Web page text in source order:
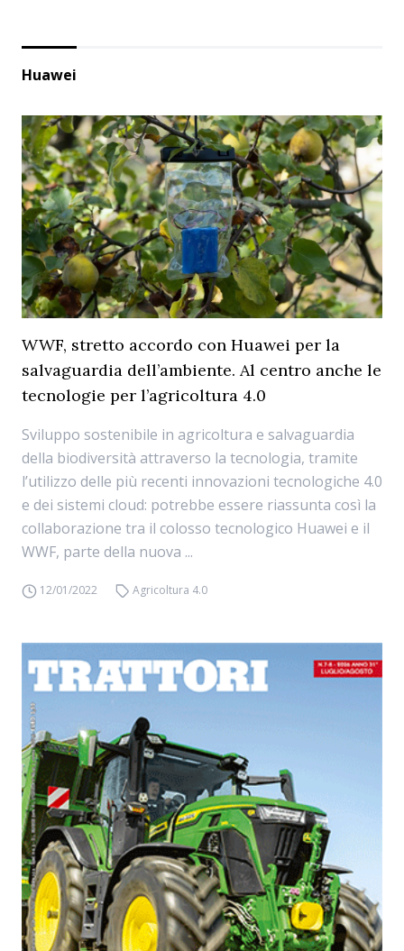
Huawei
WWF, stretto accordo con Huawei per la
salvaguardia dell’ambiente. Al centro anche le
tecnologie per l’agricoltura 4.0
Sviluppo sostenibile in agricoltura e salvaguardia
della biodiversità attraverso la tecnologia, tramite
l’utilizzo delle più recenti innovazioni tecnologiche 4.0
e dei sistemi cloud: potrebbe essere riassunta così la
collaborazione tra il colosso tecnologico Huawei e il
WWF, parte della nuova ...
12/01/2022 Agricoltura 4.0